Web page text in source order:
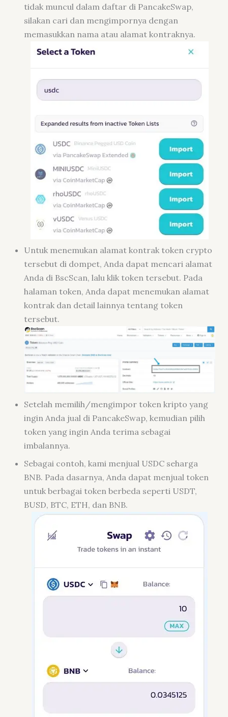
tidak muncul dalam daftar di PancakeSwap,
silakan cari dan mengimpornya dengan
memasukkan nama atau alamat kontraknya.
Untuk menemukan alamat kontrak token crypto
tersebut di dompet, Anda dapat mencari alamat
Anda di BscScan, lalu klik token tersebut. Pada
halaman token, Anda dapat menemukan alamat
kontrak dan detail lainnya tentang token
tersebut.
Setelah memilih/mengimpor token kripto yang
ingin Anda jual di PancakeSwap, kemudian pilih
token yang ingin Anda terima sebagai
imbalannya.
Sebagai contoh, kami menjual USDC seharga
BNB. Pada dasarnya, Anda dapat menjual token
untuk berbagai token berbeda seperti USDT,
BUSD, BTC, ETH, dan BNB.